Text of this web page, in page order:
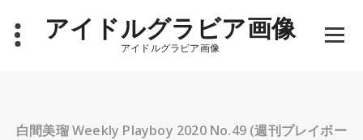
アイドルグラビア画像
アイドルグラビア画像
白間美瑠 Weekly Playboy 2020 No.49 (週刊プレイボー